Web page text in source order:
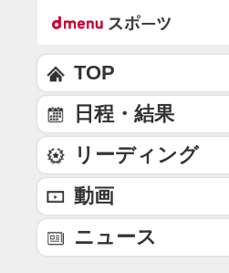
TOP
日程・結果
リーディング
動画
ニュース